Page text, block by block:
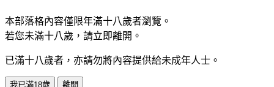
本部落格內容僅限年滿十八歲者瀏覽。
若您未滿十八歲，請立即離開。
已滿十八歲者，亦請勿將內容提供給未成年人士。
我已滿18歲 離開